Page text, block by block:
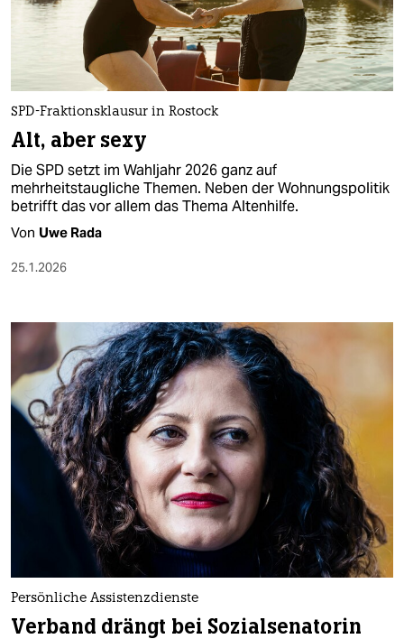
SPD-Fraktionsklausur in Rostock
Alt, aber sexy
Die SPD setzt im Wahljahr 2026 ganz auf
mehrheitstaugliche Themen. Neben der Wohnungspolitik
betrifft das vor allem das Thema Altenhilfe.
Von Uwe Rada
25.1.2026
Persönliche Assistenzdienste
Verband drängt bei Sozialsenatorin